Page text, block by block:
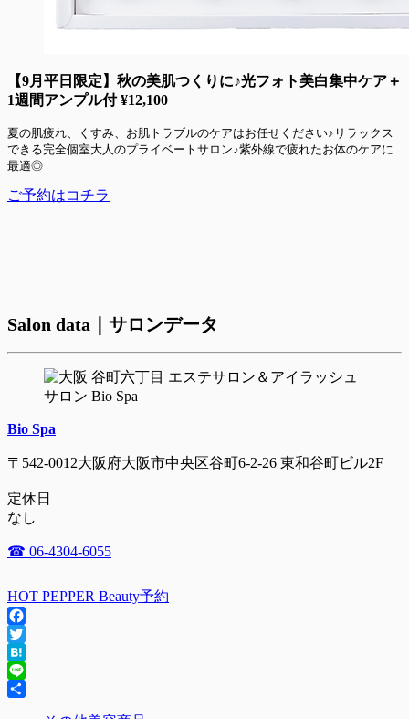
【9月平日限定】秋の美肌つくりに♪光フォト美白集中ケア＋
1週間アンプル付¥12,100
夏の肌疲れ、くすみ、お肌トラブルのケアはお任せください♪リラックス
できる完全個室大人のプライベートサロン♪紫外線で疲れたお体のケアに
最適◎
ご予約はコチラ
Salon data｜サロンデータ
Bio Spa
〒542-0012大阪府大阪市中央区谷町6-2-26 東和谷町ビル2F
定休日
なし
☎ 06-4304-6055
HOT PEPPER Beauty予約
Facebook
Twitter
Hatena
Line